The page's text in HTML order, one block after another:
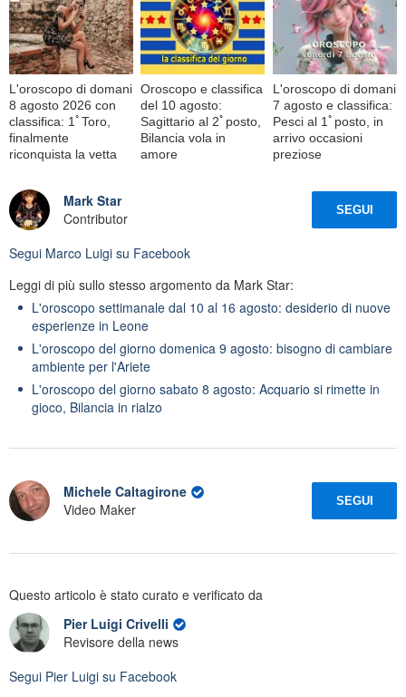
L'oroscopo di domani
8 agosto 2026 con
classifica: 1ﾟToro,
finalmente
riconquista la vetta
Oroscopo e classifica
del 10 agosto:
Sagittario al 2ﾟposto,
Bilancia vola in
amore
L'oroscopo di domani
7 agosto e classifica:
Pesci al 1ﾟposto, in
arrivo occasioni
preziose
Mark Star
Contributor
SEGUI
Segui Marco Luigi su Facebook
Leggi di più sullo stesso argomento da Mark Star:
L'oroscopo settimanale dal 10 al 16 agosto: desiderio di nuove
esperienze in Leone
L'oroscopo del giorno domenica 9 agosto: bisogno di cambiare
ambiente per l'Ariete
L'oroscopo del giorno sabato 8 agosto: Acquario si rimette in
gioco, Bilancia in rialzo
Michele Caltagirone
Video Maker
SEGUI
Questo articolo è stato curato e verificato da
Pier Luigi Crivelli
Revisore della news
Segui Pier Luigi su Facebook